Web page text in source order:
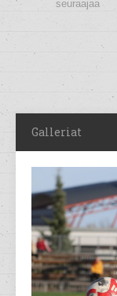
seuraajaa
Galleriat